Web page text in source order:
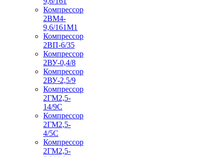
Компрессор
2ВМ4-
9,6/161М1
Компрессор
2ВП-6/35
Компрессор
2ВУ-0,4/8
Компрессор
2ВУ-2,5/9
Компрессор
2ГМ2,5-
14/9С
Компрессор
2ГМ2,5-
4/5С
Компрессор
2ГМ2,5-